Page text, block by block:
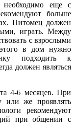
необходимо еще с
больше
Питомец должен
играть. Между
с взрослыми
в дом нужно
подходить к
должен являться
4-6 месяцев. При
или же проявлять
рекомендуют
при общении с